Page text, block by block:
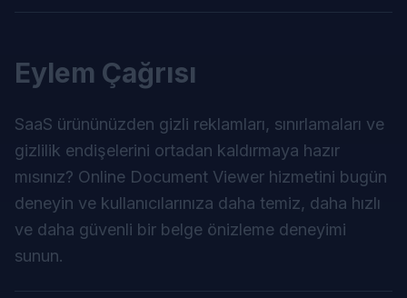
Eylem Çağrısı
SaaS ürününüzden gizli reklamları, sınırlamaları ve
gizlilik endişelerini ortadan kaldırmaya hazır
mısınız? Online Document Viewer hizmetini bugün
deneyin ve kullanıcılarınıza daha temiz, daha hızlı
ve daha güvenli bir belge önizleme deneyimi
sunun.